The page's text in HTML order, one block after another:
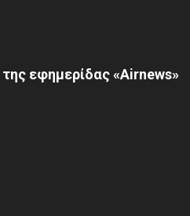
εφημερίδας «Airnews»